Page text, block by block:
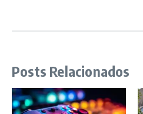
Posts Relacionados